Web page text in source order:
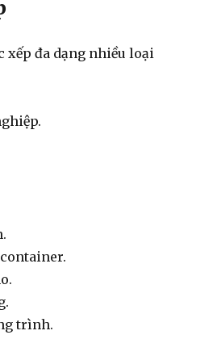
xếp đa dạng nhiều loại
trình.